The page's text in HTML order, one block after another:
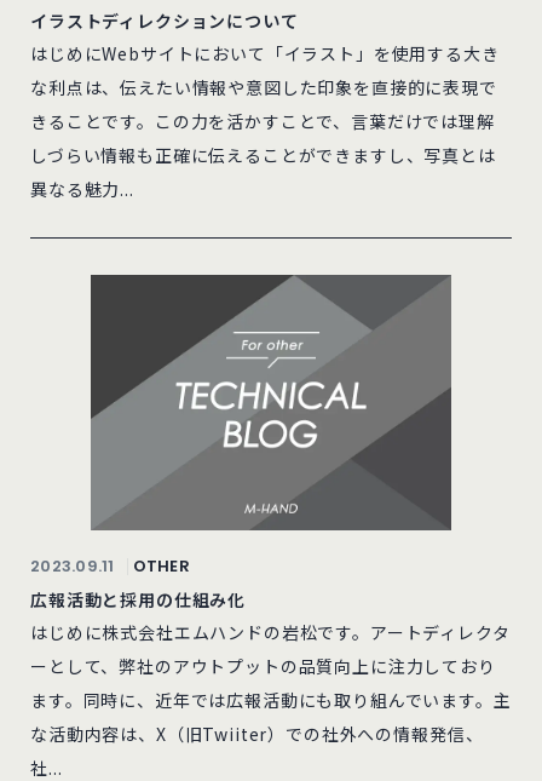
イラストディレクションについて
はじめにWebサイトにおいて「イラスト」を使用する大き
な利点は、伝えたい情報や意図した印象を直接的に表現で
きることです。この力を活かすことで、言葉だけでは理解
しづらい情報も正確に伝えることができますし、写真とは
異なる魅力...
2023.09.11 OTHER
広報活動と採用の仕組み化
はじめに株式会社エムハンドの岩松です。アートディレクタ
ーとして、弊社のアウトプットの品質向上に注力しており
ます。同時に、近年では広報活動にも取り組んでいます。主
な活動内容は、X（旧Twiiter）での社外への情報発信、
社...